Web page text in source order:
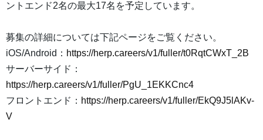
ントエンド2名の最大17名を予定しています。
募集の詳細については下記ページをご覧ください。
iOS/Android： https://herp.careers/v1/fuller/t0RqtCWxT_2B
サーバーサイド：
https://herp.careers/v1/fuller/PgU_1EKKCnc4
フロントエンド： https://herp.careers/v1/fuller/EkQ9J5lAKv-
V